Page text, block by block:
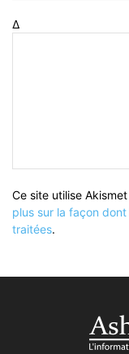
Δ
Ce site utilise
plus sur la façon
traitées.